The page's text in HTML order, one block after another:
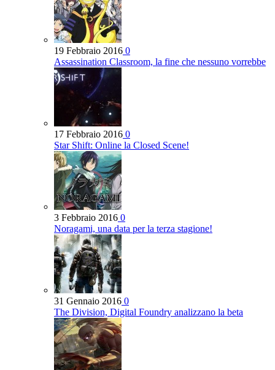
19 Febbraio 2016 0
Assassination Classroom, la fine che nessuno vorrebbe
17 Febbraio 2016 0
Star Shift: Online la Closed Scene!
3 Febbraio 2016 0
Noragami, una data per la terza stagione!
31 Gennaio 2016 0
The Division, Digital Foundry analizzano la beta